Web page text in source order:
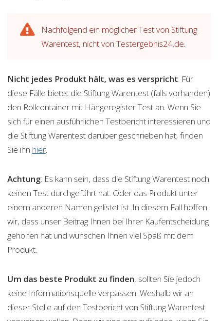
Nachfolgend ein möglicher Test von Stiftung
Warentest, nicht von Testergebnis24.de.
Nicht jedes Produkt hält, was es verspricht. Für
diese Fälle bietet die Stiftung Warentest (falls vorhanden)
den Rollcontainer mit Hängeregister Test an. Wenn Sie
sich für einen ausführlichen Testbericht interessieren und
die Stiftung Warentest darüber geschrieben hat, finden
Sie ihn hier.
Achtung: Es kann sein, dass die Stiftung Warentest noch
keinen Test durchgeführt hat. Oder das Produkt unter
einem anderen Namen gelistet ist. In diesem Fall hoffen
wir, dass unser Beitrag Ihnen bei Ihrer Kaufentscheidung
geholfen hat und wünschen Ihnen viel Spaß mit dem
Produkt.
Um das beste Produkt zu finden, sollten Sie jedoch
keine Informationsquelle verpassen. Weshalb wir an
dieser Stelle auf den Testbericht von Stiftung Warentest